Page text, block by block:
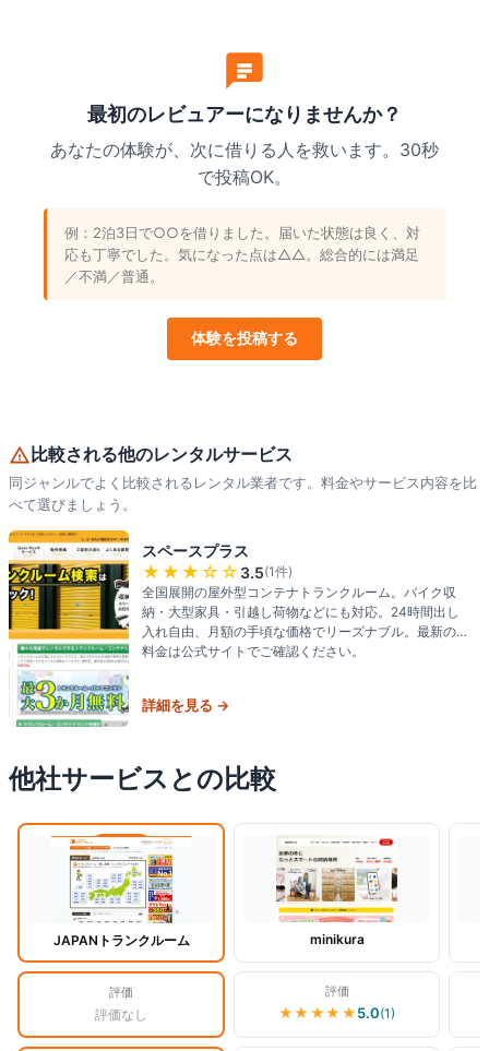
最初のレビュアーになりませんか？
あなたの体験が、次に借りる人を救います。30秒
で投稿OK。
例：2泊3日で○○を借りました。届いた状態は良く、対
応も丁寧でした。気になった点は△△。総合的には満足
／不満／普通。
体験を投稿する
比較される他のレンタルサービス
同ジャンルでよく比較されるレンタル業者です。料金やサービス内容を比
べて選びましょう。
スペースプラス
★★★ ☆☆ 3.5(1件)
全国展開の屋外型コンテナトランクルーム。バイク収
納・大型家具・引越し荷物などにも対応。24時間出し
入れ自由、月額の手頃な価格でリーズナブル。最新の
料金は公式サイトでご確認ください。
詳細を見る →
他社サービスとの比較
閲覧中
JAPANトランクルーム minikura
評価
評価なし
評価
★★★★★5.0(1)